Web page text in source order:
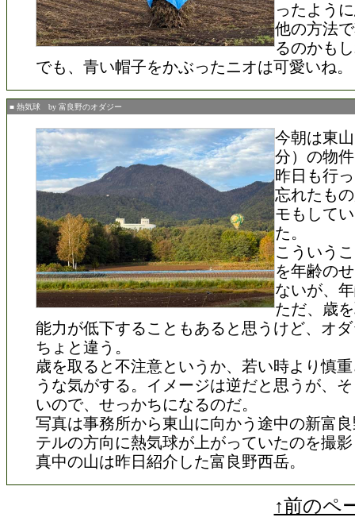
ったよう
他の方法
るのかも
でも、青い帽子をかぶったニオは可愛いね。
■ 熱気球 by 富良野のオダジー
今朝は東
分）の物
昨日も行
忘れたも
モもして
た。
こういう
を年齢の
ないが、
ただ、歳
能力が低下することもあると思うけど、オ
ちょと違う。
歳を取ると不注意というか、若い時より慎
うな気がする。イメージは逆だと思うが、
いので、せっかちになるのだ。
写真は事務所から東山に向かう途中の新富
テルの方向に熱気球が上がっていたのを撮
真中の山は昨日紹介した富良野西岳。
↑前のペ